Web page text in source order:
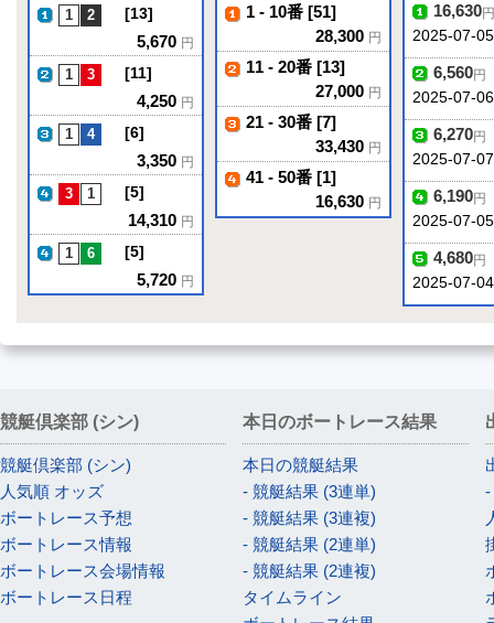
[13]
5,670 円
[11]
4,250 円
[6]
3,350 円
[5]
14,310 円
[5]
5,720 円
1 - 10番 [51]
28,300 円
11 - 20番 [13]
27,000 円
21 - 30番 [7]
33,430 円
41 - 50番 [1]
16,630 円
16,630円
2025-07-
6,560円
2025-07-
6,270円
2025-07-
6,190円
2025-07-
4,680円
2025-07-
競艇倶楽部 (シン)
競艇倶楽部 (シン)
人気順 オッズ
ボートレース予想
ボートレース情報
ボートレース会場情報
ボートレース日程
本日のボートレース結果
本日の競艇結果
- 競艇結果 (3連単)
- 競艇結果 (3連複)
- 競艇結果 (2連単)
- 競艇結果 (2連複)
タイムライン
-